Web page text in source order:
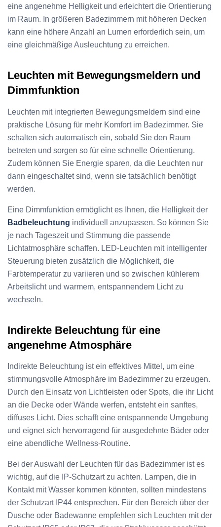
eine angenehme Helligkeit und erleichtert die Orientierung
im Raum. In größeren Badezimmern mit höheren Decken
kann eine höhere Anzahl an Lumen erforderlich sein, um
eine gleichmäßige Ausleuchtung zu erreichen.
Leuchten mit Bewegungsmeldern und
Dimmfunktion
Leuchten mit integrierten Bewegungsmeldern sind eine
praktische Lösung für mehr Komfort im Badezimmer. Sie
schalten sich automatisch ein, sobald Sie den Raum
betreten und sorgen so für eine schnelle Orientierung.
Zudem können Sie Energie sparen, da die Leuchten nur
dann eingeschaltet sind, wenn sie tatsächlich benötigt
werden.
Eine Dimmfunktion ermöglicht es Ihnen, die Helligkeit der
Badbeleuchtung individuell anzupassen. So können Sie
je nach Tageszeit und Stimmung die passende
Lichtatmosphäre schaffen. LED-Leuchten mit intelligenter
Steuerung bieten zusätzlich die Möglichkeit, die
Farbtemperatur zu variieren und so zwischen kühlerem
Arbeitslicht und warmem, entspannendem Licht zu
wechseln.
Indirekte Beleuchtung für eine
angenehme Atmosphäre
Indirekte Beleuchtung ist ein effektives Mittel, um eine
stimmungsvolle Atmosphäre im Badezimmer zu erzeugen.
Durch den Einsatz von Lichtleisten oder Spots, die ihr Licht
an die Decke oder Wände werfen, entsteht ein sanftes,
diffuses Licht. Dies schafft eine entspannende Umgebung
und eignet sich hervorragend für ausgedehnte Bäder oder
eine abendliche Wellness-Routine.
Bei der Auswahl der Leuchten für das Badezimmer ist es
wichtig, auf die IP-Schutzart zu achten. Lampen, die in
Kontakt mit Wasser kommen könnten, sollten mindestens
der Schutzart IP44 entsprechen. Für den Bereich über der
Dusche oder Badewanne empfehlen sich Leuchten mit der